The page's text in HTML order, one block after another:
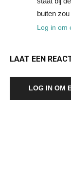
buiten
Log in om
LAAT EEN
LOG IN OM